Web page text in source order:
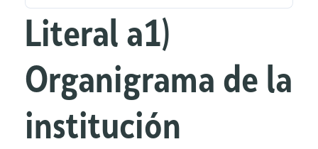
Literal a1)
Organigrama de la
institución